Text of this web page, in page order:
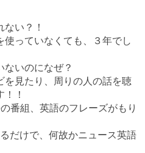
い？！
っていなくても、３年でし
ないのになぜ？
を見たり、周りの人の話を聴
！
の番組、英語のフレーズがもり
だけで、何故かニュース英語